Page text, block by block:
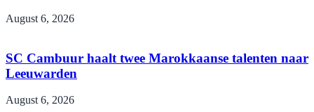
August 6, 2026
SC Cambuur haalt twee Marokkaanse talenten naar
Leeuwarden
August 6, 2026